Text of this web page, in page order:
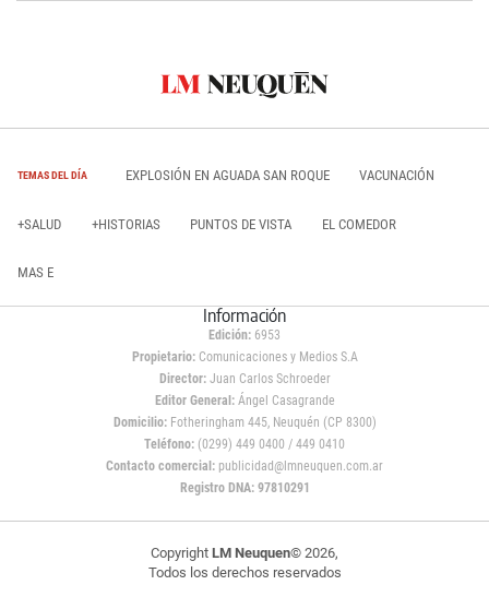
TEMAS DEL DÍA EXPLOSIÓN EN AGUADA SAN ROQUE VACUNACIÓN
+SALUD +HISTORIAS PUNTOS DE VISTA EL COMEDOR
MAS E
Información
Edición: 6953
Propietario:Comunicaciones y Medios S.A
Director: Juan Carlos Schroeder
Editor General:Ángel Casagrande
Domicilio:Fotheringham 445, Neuquén (CP 8300)
Teléfono: (0299) 449 0400 / 449 0410
Contacto comercial: publicidad@lmneuquen.com.ar
Registro DNA: 97810291
Copyright LM Neuquen© 2026,
Todos los derechos reservados